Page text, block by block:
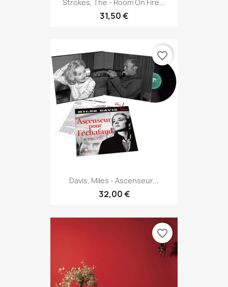
Strokes, The - Room On Fire...
31,50 €
Davis, Miles - Ascenseur...
32,00 €
favorite_border
favorite_border